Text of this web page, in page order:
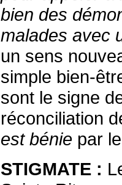
bien des
malades avec
un sens
simple bien-
sont le signe
réconciliation
est bénie par
STIGMATE :